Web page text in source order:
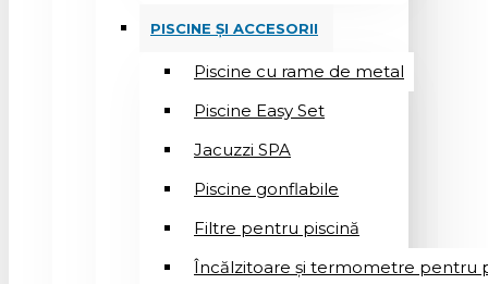
PISCINE ȘI ACCESORII
Piscine cu rame de metal
Piscine Easy Set
Jacuzzi SPA
Piscine gonflabile
Filtre pentru piscină
Încălzitoare și termometre pentru